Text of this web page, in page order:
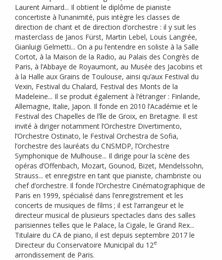
Laurent Aimard... Il obtient le diplôme de pianiste
concertiste à l’unanimité, puis intègre les classes de
direction de chant et de direction d’orchestre : il y suit les
masterclass de Janos Fürst, Martin Lebel, Louis Langrée,
Gianluigi Gelmetti... On a pu l’entendre en soliste à la Salle
Cortot, à la Maison de la Radio, au Palais des Congrès de
Paris, à l’Abbaye de Royaumont, au Musée des Jacobins et
à la Halle aux Grains de Toulouse, ainsi qu’aux Festival du
Vexin, Festival du Chalard, Festival des Monts de la
Madeleine... Il se produit également à l’étranger : Finlande,
Allemagne, Italie, Japon. Il fonde en 2010 l’Académie et le
Festival des Chapelles de l’île de Groix, en Bretagne. Il est
invité à diriger notamment l’Orchestre Divertimento,
l’Orchestre Ostinato, le Festival Orchestra de Sofia,
l’orchestre des lauréats du CNSMDP, l’Orchestre
Symphonique de Mulhouse... Il dirige pour la scène des
opéras d’Offenbach, Mozart, Gounod, Bizet, Mendelssohn,
Strauss... et enregistre en tant que pianiste, chambriste ou
chef d’orchestre. Il fonde l’Orchestre Cinématographique de
Paris en 1999, spécialisé dans l’enregistrement et les
concerts de musiques de films ; il est l’arrangeur et le
directeur musical de plusieurs spectacles dans des salles
parisiennes telles que le Palace, la Cigale, le Grand Rex...
Titulaire du CA de piano, il est depuis septembre 2017 le
Directeur du Conservatoire Municipal du 12e
arrondissement de Paris.